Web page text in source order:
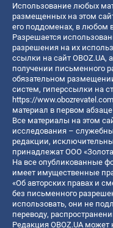
Использование любых
размещенных на этом
его поддоменах, в любом
Разрешается
разрешения на их
ссылки на сайт OBOZ.UA,
получении письменного
обязательном
систем, гиперссылки на
https://www.obozrevatel.com
материал в первом
Все материалы на этом
исследования –
редакции,
принадлежат ООО
На все опубликованные
имеет имущественные
«Об авторских правах и
без письменного
использовать, они не
переводу,
Редакция OBOZ.UA может